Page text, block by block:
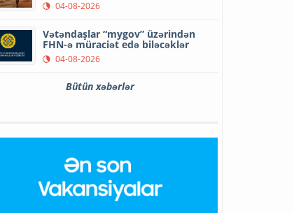
04-08-2026
Vətəndaşlar “mygov” üzərindən
FHN-ə müraciət edə biləcəklər
04-08-2026
Bütün xəbərlər